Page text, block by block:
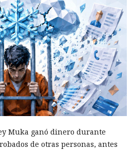
Muka ganó dinero durante
de otras personas, antes